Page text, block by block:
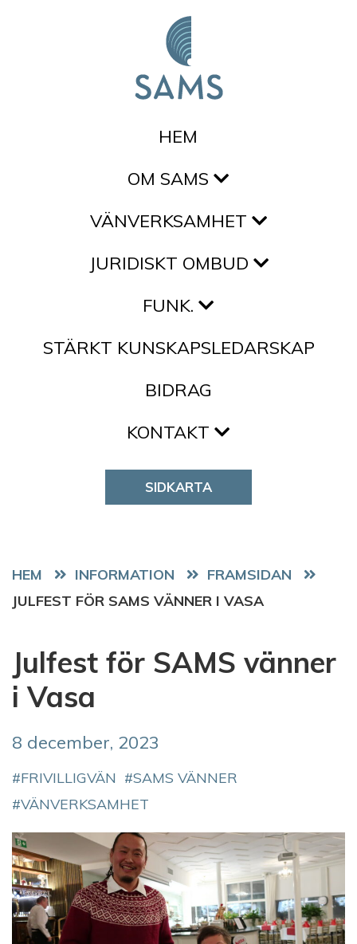
HEM
OM SAMS
VÄNVERKSAMHET
JURIDISKT OMBUD
FUNK.
STÄRKT KUNSKAPSLEDARSKAP
BIDRAG
KONTAKT
SIDKARTA
HEM
FRAMSIDAN
JULFEST FÖR SAMS VÄNNER I VASA
Julfest för SAMS vänner
i Vasa
8 december, 2023
FRIVILLIGVÄN
SAMS VÄNNER
VÄNVERKSAMHET